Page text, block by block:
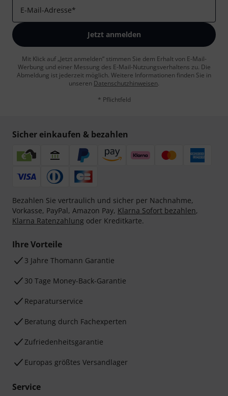
E-Mail-Adresse*
Jetzt anmelden
Mit Klick auf „Jetzt anmelden“ stimmen Sie dem Erhalt von E-Mail-
Werbung und einer Messung des E-Mail-Nutzungsverhaltens zu. Die
Abmeldung ist jederzeit möglich. Weitere Informationen finden Sie in
unseren Datenschutzhinweisen.
* Pflichtfeld
Sicher einkaufen & bezahlen
Bezahlen Sie vertraulich und sicher per Nachnahme,
Vorkasse, PayPal, Amazon Pay, Klarna Sofort bezahlen,
Klarna Ratenzahlung oder Kreditkarte.
Ihre Vorteile
3 Jahre Thomann Garantie
30 Tage Money-Back-Garantie
Reparaturservice
Beratung durch Fachexperten
Zufriedenheitsgarantie
Europas größtes Versandlager
Service